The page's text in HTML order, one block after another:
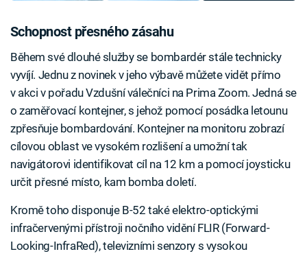
Schopnost přesného zásahu
Během své dlouhé služby se bombardér stále technicky
vyvíjí. Jednu z novinek v jeho výbavě můžete vidět přímo
v akci v pořadu Vzdušní válečníci na Prima Zoom. Jedná se
o zaměřovací kontejner, s jehož pomocí posádka letounu
zpřesňuje bombardování. Kontejner na monitoru zobrazí
cílovou oblast ve vysokém rozlišení a umožní tak
navigátorovi identifikovat cíl na 12 km a pomocí joysticku
určit přesné místo, kam bomba doletí.
Kromě toho disponuje B-52 také elektro-optickými
infračervenými přístroji nočního vidění FLIR (Forward-
Looking-InfraRed), televizními senzory s vysokou